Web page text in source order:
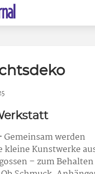
Gemeinsam werden
kleine Kunstwerke
– zum